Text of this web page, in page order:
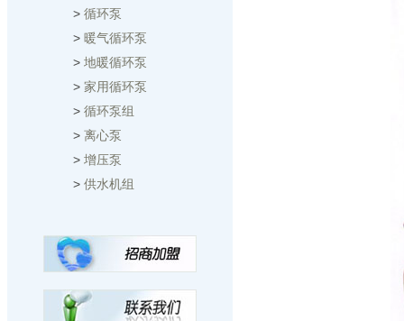
> 循环泵
> 暖气循环泵
> 地暖循环泵
> 家用循环泵
> 循环泵组
> 离心泵
> 增压泵
> 供水机组